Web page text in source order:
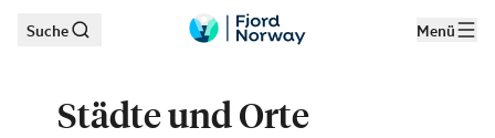
Zum Hauptinhalt
Suche Menü
Städte und Orte